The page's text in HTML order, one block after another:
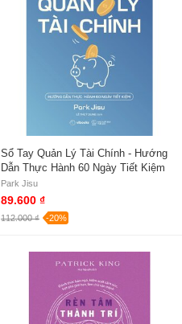
Sổ Tay Quản Lý Tài Chính - Hướng
Dẫn Thực Hành 60 Ngày Tiết Kiệm
Park Jisu
89.600 ₫
112.000 ₫ -20%